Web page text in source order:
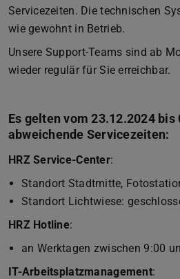
Servicezeiten. Die technischen
wie gewohnt in Betrieb.
Unsere Support-Teams sind ab
wieder regulär für Sie erreichbar.
Es gelten vom 23.12.2024
abweichende Servicezeiten:
HRZ Service-Center:
Standort Stadtmitte,
Standort Lichtwiese:
HRZ Hotline:
an Werktagen zwischen 9:00
IT-Arbeitsplatzmanagement: